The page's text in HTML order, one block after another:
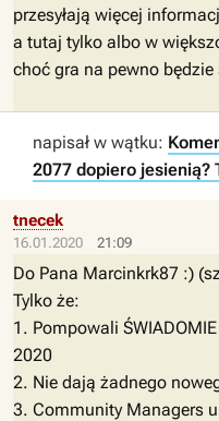
przesyłają więcej
a tutaj tylko albo w
choć gra na pewno będzie
napisał w wątku:
2077 dopiero jesienią?
16.01.2020 21:09
tnecek
Do Pana Marcinkrk87 :)
Tylko że:
1. Pompowali
2020
2. Nie dają żadnego
3. Community Managers